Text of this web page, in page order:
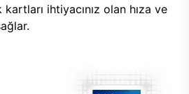
ihtiyacınız olan hıza ve